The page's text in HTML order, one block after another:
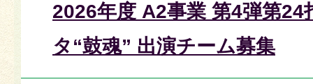
2026年度 A2事業 第4弾第24
タ“鼓魂” 出演チーム募集